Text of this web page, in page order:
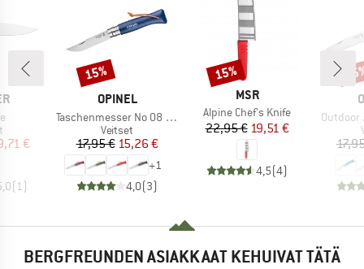
hinta
€
(1 )
MERKKI
OPINEL
Tuote
Taschenmesser No 08 Colorama
Tuoteryhmä
Veitset
Hinta
17,95 € Alennettu hinta
15,26 €
+1
4,0(3)
Alennus
15%
MERKKI
MSR
Tuote
Alpine Chef's Knife
Hinta
22,95 €Alennettu hinta
19,51 €
4,5(4)
Alennus
15%
Tuote
Outdoor
BERGFREUNDEN ASIAKKAAT KEHUIVAT TÄTÄ